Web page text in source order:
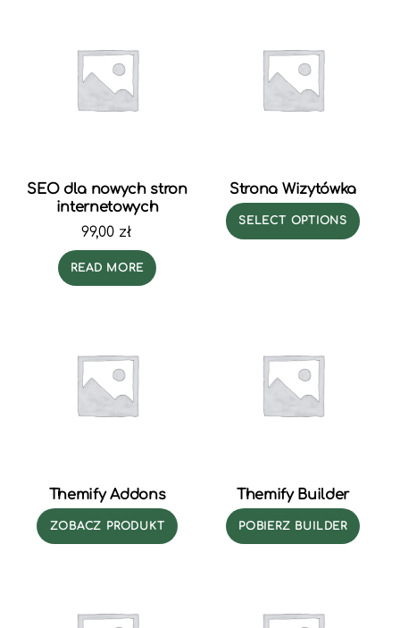
SEO dla nowych stron
internetowych
99,00 zł
READ MORE
Strona Wizytówka
SELECT OPTIONS
Themify Addons
ZOBACZ PRODUKT
Themify Builder
POBIERZ BUILDER